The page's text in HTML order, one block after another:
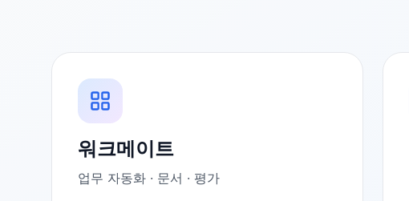
워크메이트
업무 자동화 · 문서 · 평가